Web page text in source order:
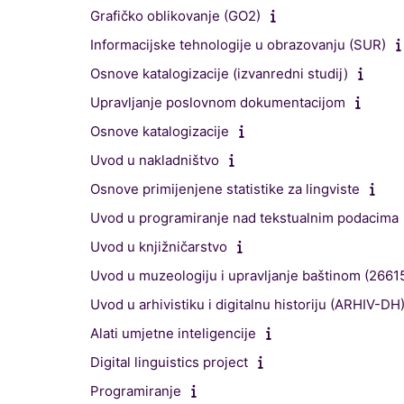
Grafičko oblikovanje (GO2)
Informacijske tehnologije u obrazovanju (SUR)
Osnove katalogizacije (izvanredni studij)
Upravljanje poslovnom dokumentacijom
Osnove katalogizacije
Uvod u nakladništvo
Osnove primijenjene statistike za lingviste
Uvod u programiranje nad tekstualnim podacima
Uvod u knjižničarstvo
Uvod u muzeologiju i upravljanje baštinom
Uvod u arhivistiku i digitalnu historiju (ARHIV-DH)
Alati umjetne inteligencije
Digital linguistics project
Programiranje